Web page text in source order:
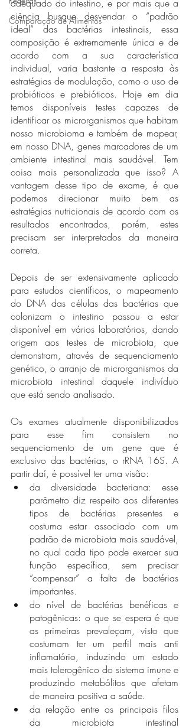
Comparação de Alimentos
adequado do intestino, e por mais que a
ciência busque desvendar o “padrão
ideal” das bactérias intestinais, essa
composição é extremamente única e de
acordo com a sua característica
individual, varia bastante a resposta às
estratégias de modulação, como o uso de
probióticos e prebióticos. Hoje em dia
temos disponíveis testes capazes de
identificar os microrganismos que habitam
nosso microbioma e também de mapear,
em nosso DNA, genes marcadores de um
ambiente intestinal mais saudável. Tem
coisa mais personalizada que isso? A
vantagem desse tipo de exame, é que
podemos direcionar muito bem as
estratégias nutricionais de acordo com os
resultados encontrados, porém, estes
precisam ser interpretados da maneira
correta.
Depois de ser extensivamente aplicado
para estudos científicos, o mapeamento
do DNA das células das bactérias que
colonizam o intestino passou a estar
disponível em vários laboratórios, dando
origem aos testes de microbiota, que
demonstram, através de sequenciamento
genético, o arranjo de microrganismos da
microbiota intestinal daquele indivíduo
que está sendo analisado.
Os exames atualmente disponibilizados
para esse fim consistem no
sequenciamento de um gene que é
exclusivo das bactérias, o rRNA 16S. A
partir daí, é possível ter uma visão:
da diversidade bacteriana: esse
parâmetro diz respeito aos diferentes
tipos de bactérias presentes e
costuma estar associado com um
padrão de microbiota mais saudável,
no qual cada tipo pode exercer sua
função específica, sem precisar
“compensar” a falta de bactérias
importantes.
do nível de bactérias benéficas e
patogênicas: o que se espera é que
as primeiras prevaleçam, visto que
costumam ter um perfil mais anti
inflamatório, induzindo um estado
mais tolerogênico do sistema imune e
produzindo metabólitos que afetam
de maneira positiva a saúde.
da relação entre os principais filos
da microbiota intestinal